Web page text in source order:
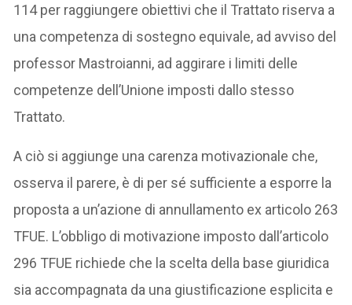
114 per raggiungere obiettivi che il Trattato riserva a
una competenza di sostegno equivale, ad avviso del
professor Mastroianni, ad aggirare i limiti delle
competenze dell’Unione imposti dallo stesso
Trattato.
A ciò si aggiunge una carenza motivazionale che,
osserva il parere, è di per sé sufficiente a esporre la
proposta a un’azione di annullamento ex articolo 263
TFUE. L’obbligo di motivazione imposto dall’articolo
296 TFUE richiede che la scelta della base giuridica
sia accompagnata da una giustificazione esplicita e